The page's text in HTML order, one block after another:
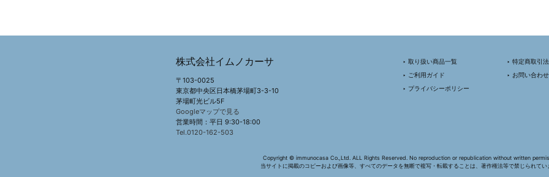
株式会社イムノカーサ
〒103-0025
東京都中央区日本橋茅場町3-3-10
茅場町光ビル5F
Googleマップで見る
営業時間：平日 9:30-18:00
Tel.0120-162-503
‣ 取り扱い商品一覧
‣ ご利用ガイド
‣ プライバシーポリシー
‣ 特定商取引
‣ お問い合わせ
Copyright © immunocasa Co.,Ltd. ALL Rights Reserved. No reproduction or republication without written
当サイトに掲載のコピーおよび画像等、すべてのデータを無断で複写・転載することは、著作権法等で禁じられてい